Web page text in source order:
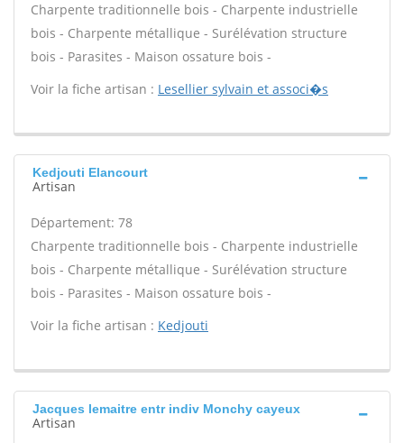
Charpente traditionnelle bois - Charpente industrielle
bois - Charpente métallique - Surélévation structure
bois - Parasites - Maison ossature bois -
Voir la fiche artisan : Lesellier sylvain et associ�s
Kedjouti Elancourt
Artisan
Département: 78
Charpente traditionnelle bois - Charpente industrielle
bois - Charpente métallique - Surélévation structure
bois - Parasites - Maison ossature bois -
Voir la fiche artisan : Kedjouti
Jacques lemaitre entr indiv Monchy cayeux
Artisan